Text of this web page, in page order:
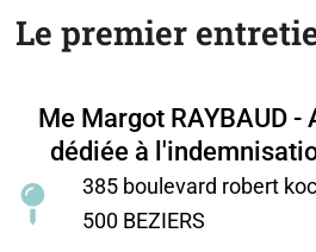
Le premier
Me Margot RAYBAUD -
dédiée à
385 boulevard robert
500 BEZIERS